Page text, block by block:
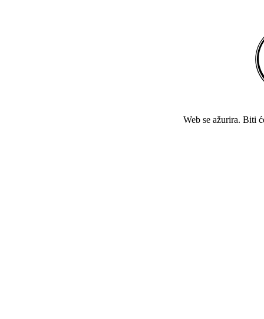
Web se ažurira. Biti